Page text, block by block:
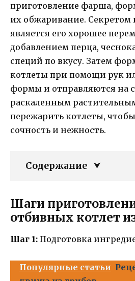
приготовление фарша,
их обжаривание. Секретом
является его хорошее
добавлением перца,
специй по вкусу. Затем
котлеты при помощи рук
формы и отправляются на
раскаленным
пережарить котлеты,
сочность и нежность.
Содержание
Шаги
отбивных котлет
Шаг 1: Подготовка
Популярные статьи